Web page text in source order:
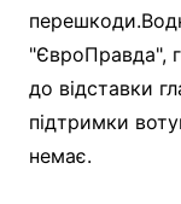
"ЄвроПравда",
до відставки
підтримки
немає.